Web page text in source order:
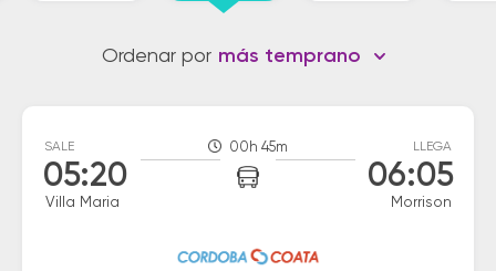
Ordenar por más temprano
SALE
05:20
Villa Maria
00h 45m LLEGA
06:05
Morrison